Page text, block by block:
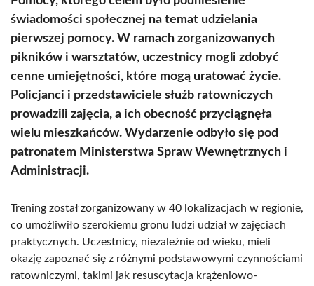
świadomości społecznej na temat udzielania
pierwszej pomocy. W ramach zorganizowanych
pikników i warsztatów, uczestnicy mogli zdobyć
cenne umiejętności, które mogą uratować życie.
Policjanci i przedstawiciele służb ratowniczych
prowadzili zajęcia, a ich obecność przyciągnęła
wielu mieszkańców. Wydarzenie odbyło się pod
patronatem Ministerstwa Spraw Wewnętrznych i
Administracji.
Trening został zorganizowany w 40 lokalizacjach w regionie,
co umożliwiło szerokiemu gronu ludzi udział w zajęciach
praktycznych. Uczestnicy, niezależnie od wieku, mieli
okazję zapoznać się z różnymi podstawowymi czynnościami
ratowniczymi, takimi jak resuscytacja krążeniowo-